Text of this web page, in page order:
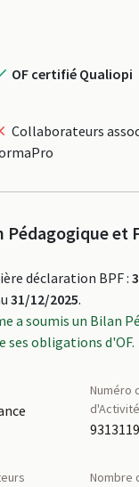
OF certifié Qualiopi
Collaborateurs
et
déclaration BPF :
31/12/2025.
a soumis un Bilan
ses obligations d'OF.
Numéro
d'Activité
Nombre